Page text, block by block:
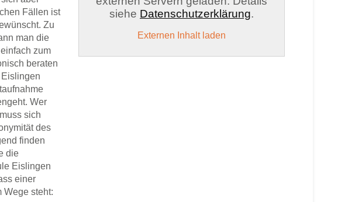
Fällen ist
Zu
man die
zum
beraten
Wer
sich
des
finden
die
Eislingen
einer
Wege steht:
siehe Datenschutzerklärung.
Externen Inhalt laden